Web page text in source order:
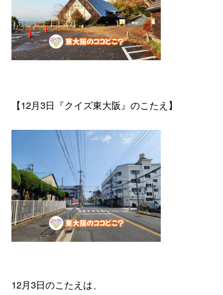
【12月3日『クイズ東大阪』のこたえ】
12月3日のこたえは、